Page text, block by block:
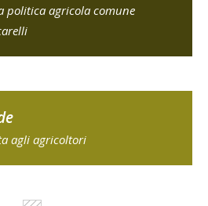
politica agricola comune
agli agricoltori